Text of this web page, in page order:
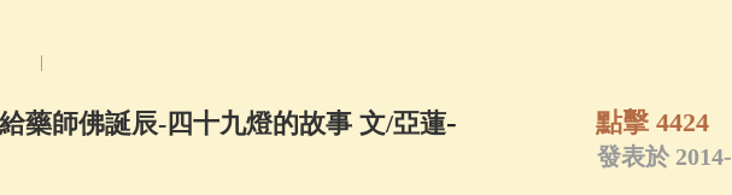
藥師佛誕辰-四十九燈的故事 文/亞蓮- 點擊 4424
發表於